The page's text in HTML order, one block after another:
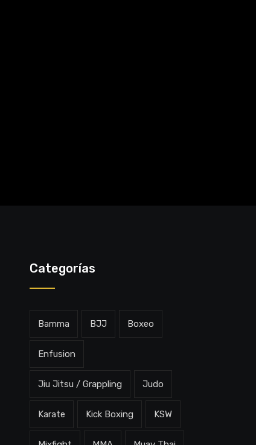
Categorías
Bamma BJJ Boxeo
Enfusion
Jiu Jitsu / Grappling Judo
Karate Kick Boxing KSW